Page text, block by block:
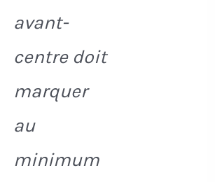
avant-
centre doit
marquer
au
minimum